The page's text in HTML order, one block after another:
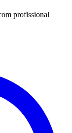
profissional